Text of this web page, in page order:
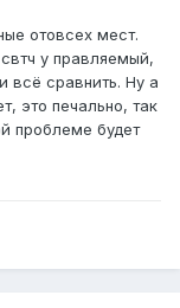
отовсех мест.
у правляемый,
всё сравнить. Ну а
это печально, так
проблеме будет